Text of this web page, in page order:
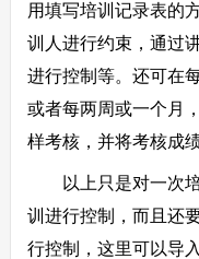
用填写培训记录表的
训人进行约束，通过
进行控制等。还可在
或者每两周或一个月
样考核，并将考核成
以上只是对一次培
训进行控制，而且还
行控制，这里可以导